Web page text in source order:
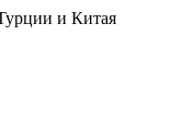
и Китая